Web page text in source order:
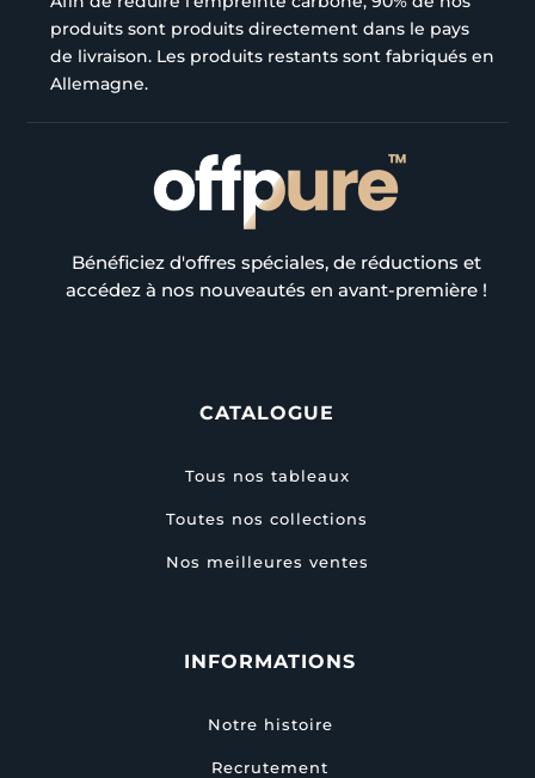
produits sont produits directement dans le pays
de livraison. Les produits restants sont fabriqués en
Allemagne.
Bénéficiez d'offres spéciales, de réductions et
accédez à nos nouveautés en avant-première !
CATALOGUE
Tous nos tableaux
Toutes nos collections
Nos meilleures ventes
INFORMATIONS
Notre histoire
Recrutement